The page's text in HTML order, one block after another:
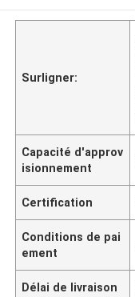
Surligner:
Capacité d'approv
isionnement
Certification
Conditions de pai
ement
Délai de livraison